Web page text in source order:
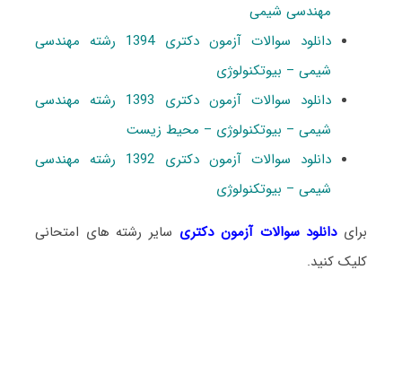
مهندسی شیمی
دانلود سوالات آزمون دکتری 1394 رشته مهندسی
شیمی – بیوتکنولوژی
دانلود سوالات آزمون دکتری 1393 رشته مهندسی
شیمی – بیوتکنولوژی – محیط زیست
دانلود سوالات آزمون دکتری 1392 رشته مهندسی
شیمی – بیوتکنولوژی
برایدانلود سوالات آزمون دکتری سایر رشته های امتحانی
کلیک کنید.